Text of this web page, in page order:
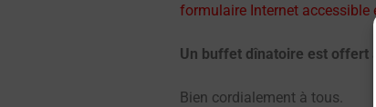
formulaire Internet accessible
Un buffet dînatoire est offert
Bien cordialement à tous.